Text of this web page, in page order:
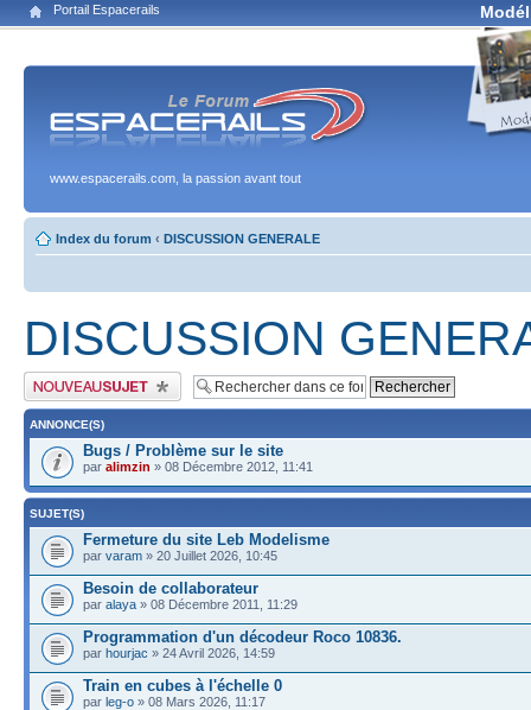
Portail Espacerails
www.espacerails.com, la passion avant tout
Index du forum ‹ DISCUSSION GENERALE
DISCUSSION
Publier un nouveau sujet
ANNONCE(S)
Bugs / Problème sur le site
par alimzin » 08 Décembre 2012, 11:41
SUJET(S)
Fermeture du site Leb Modelisme
par varam » 20 Juillet 2026, 10:45
Besoin de collaborateur
par alaya » 08 Décembre 2011, 11:29
Programmation d'un décodeur Roco 10836.
par hourjac » 24 Avril 2026, 14:59
Train en cubes à l'échelle 0
par leg-o » 08 Mars 2026, 11:17